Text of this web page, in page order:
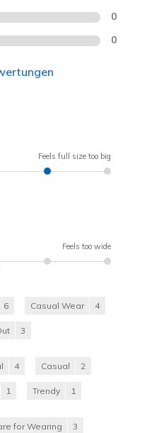
0
0
Feels full size too big
Feels too wide
6 Casual Wear 4
3
4 Casual 2
1 Trendy 1
for Wearing 3